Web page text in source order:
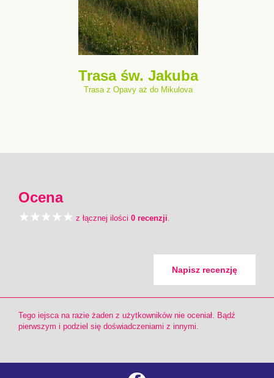
Trasa św. Jakuba
Trasa z Opavy aż do Mikulova
Ocena
z łącznej ilości 0 recenzji.
Napisz recenzję
Tego iejsca na razie żaden z użytkowników nie oceniał. Bądź
pierwszym i podziel się doświadczeniami z innymi.